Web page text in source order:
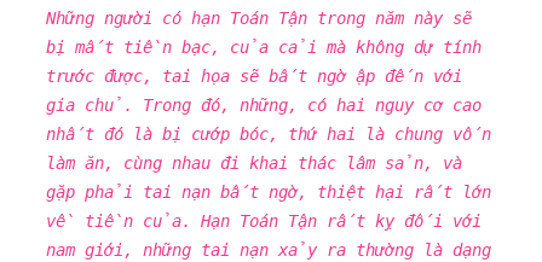
Những người có hạn Toán Tận trong năm này sẽ
bị mất tiền bạc, của cải mà không dự tính
trước được, tai họa sẽ bất ngờ ập đến với
gia chủ. Trong đó, những, có hai nguy cơ cao
nhất đó là bị cướp bóc, thứ hai là chung vốn
làm ăn, cùng nhau đi khai thác lâm sản, và
gặp phải tai nạn bất ngờ, thiệt hại rất lớn
về tiền của. Hạn Toán Tận rất kỵ đối với
nam giới, những tai nạn xảy ra thường là dạng